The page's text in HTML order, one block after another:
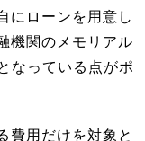
にローンを用意し
機関のメモリアル
なっている点がポ
費用だけを対象と